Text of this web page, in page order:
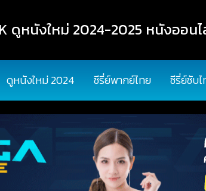
ดูหนังใหม่ 2024-2025 หนังออ
ดูหนังใหม่ 2024 ซีรี่ย์พากย์ไทย ซีรี่ย์ซับ